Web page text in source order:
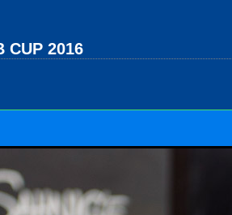
CUP 2016